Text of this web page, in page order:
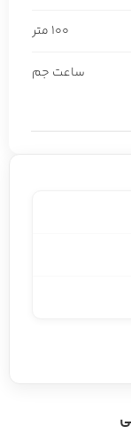
100 متر
ساعت جم